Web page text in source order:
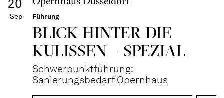
20
Sep Führung
BLICK HINTER DIE
KULISSEN – SPEZIAL
Schwerpunktführung:
Sanierungsbedarf Opernhaus